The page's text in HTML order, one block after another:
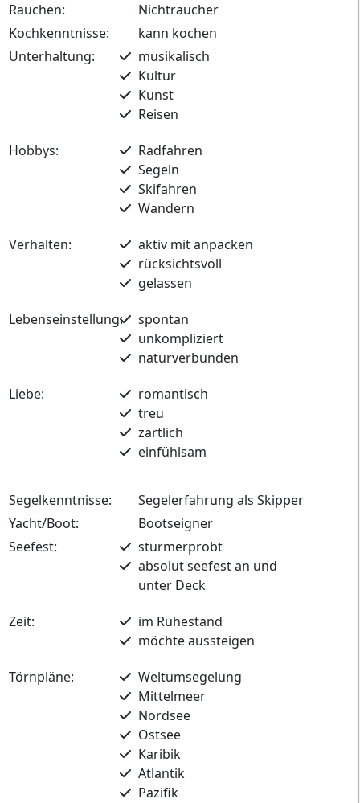
Rauchen:
Nichtraucher
Kochkenntnisse:
kann kochen
Unterhaltung:
musikalisch
Kultur
Kunst
Reisen
Hobbys:
Radfahren
Segeln
Skifahren
Wandern
Verhalten:
aktiv mit anpacken
rücksichtsvoll
gelassen
Lebenseinstellung:
spontan
unkompliziert
naturverbunden
Liebe:
romantisch
treu
zärtlich
einfühlsam
Segelkenntnisse:
Segelerfahrung als Skipper
Yacht/Boot:
Bootseigner
Seefest:
sturmerprobt
absolut seefest an und
unter Deck
Zeit:
im Ruhestand
möchte aussteigen
Törnpläne:
Weltumsegelung
Mittelmeer
Nordsee
Ostsee
Karibik
Atlantik
Pazifik